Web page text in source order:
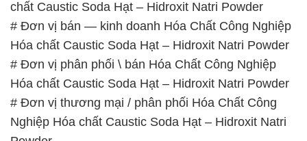
# Đơn vị thương mại / phân phối Hóa Chất Công
Nghiệp Hóa chất Caustic Soda Hạt – Hidroxit Natri
# Đơn vị bán ▲ phân phối Hóa Chất Công Nghiệp
Hóa chất Caustic Soda Hạt – Hidroxit Natri Powder
# Công ty cung cấp ∩ cung ứng Hóa Chất Công
Nghiệp Hóa chất Caustic Soda Hạt – Hidroxit Natri